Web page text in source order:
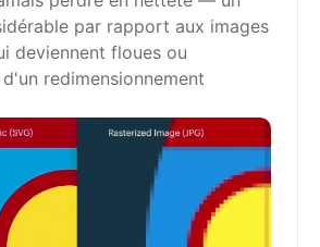
par rapport aux images
deviennent floues ou
redimensionnement